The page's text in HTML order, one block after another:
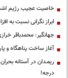
خاصیت عجیب رژیم
ابراز نگرانی نسبت به
جهانگیر: محمدباقر
آغاز ساخت پناهگاه و
درجه!